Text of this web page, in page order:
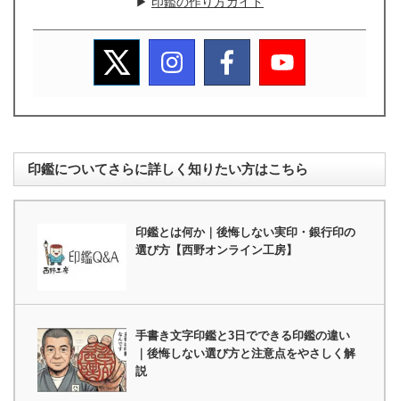
印鑑についてさらに詳しく知りたい方はこちら
印鑑とは何か｜後悔しない実印・銀行印の
選び方【西野オンライン工房】
手書き文字印鑑と3日でできる印鑑の違い
｜後悔しない選び方と注意点をやさしく解
説